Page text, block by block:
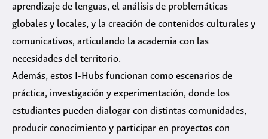
aprendizaje de lenguas, el análisis de problemáticas
globales y locales, y la creación de contenidos culturales y
comunicativos, articulando la academia con las
necesidades del territorio.
Además, estos I-Hubs funcionan como escenarios de
práctica, investigación y experimentación, donde los
estudiantes pueden dialogar con distintas comunidades,
producir conocimiento y participar en proyectos con